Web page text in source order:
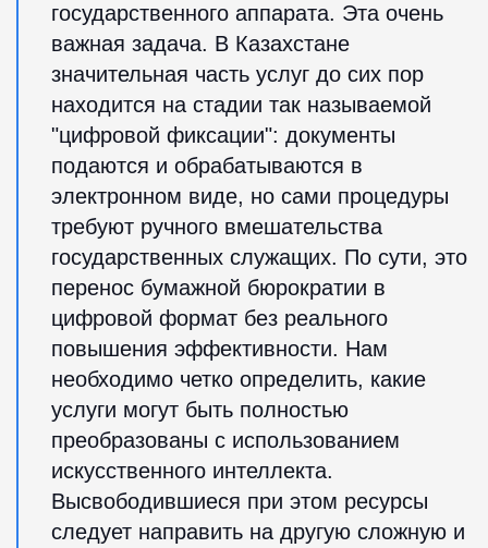
государственного аппарата. Эта очень
важная задача. В Казахстане
значительная часть услуг до сих пор
находится на стадии так называемой
"цифровой фиксации": документы
подаются и обрабатываются в
электронном виде, но сами процедуры
требуют ручного вмешательства
государственных служащих. По сути, это
перенос бумажной бюрократии в
цифровой формат без реального
повышения эффективности. Нам
необходимо четко определить, какие
услуги могут быть полностью
преобразованы с использованием
искусственного интеллекта.
Высвободившиеся при этом ресурсы
следует направить на другую сложную и